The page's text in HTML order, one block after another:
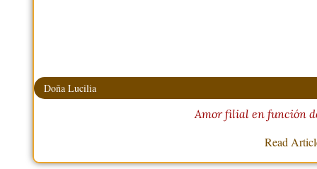
Doña Lucilia
Amor filial en función
Read